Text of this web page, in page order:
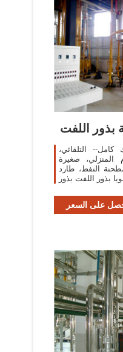
بذور اللفت
التلقائي،
المنزلي، صغيرة
النفط، طارد
بذور اللفت بذور
على السعر